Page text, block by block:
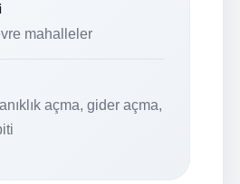
mahalleler
açma, gider açma,